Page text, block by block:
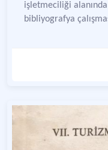
işletmeciliği
bibliyografya